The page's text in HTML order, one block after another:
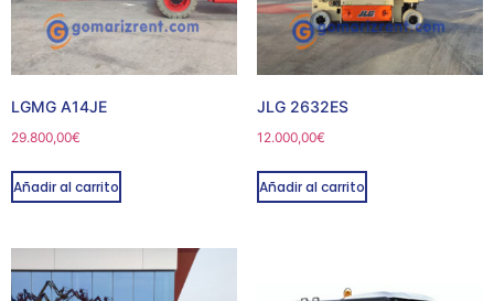
LGMG A14JE
29.800,00€
Añadir al carrito
JLG 2632ES
12.000,00€
Añadir al carrito